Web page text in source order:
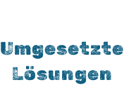
Umgesetzte
Lösungen